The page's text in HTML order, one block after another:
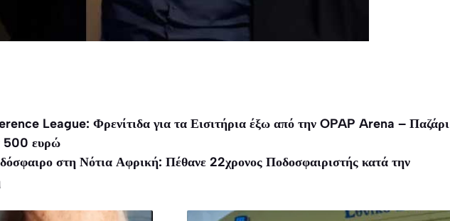
League: Φρενίτιδα για τα Εισιτήρια έξω από την OPAP Arena – Παζάρι
500 ευρώ
στη Νότια Αφρική: Πέθανε 22χρονος Ποδοσφαιριστής κατά την